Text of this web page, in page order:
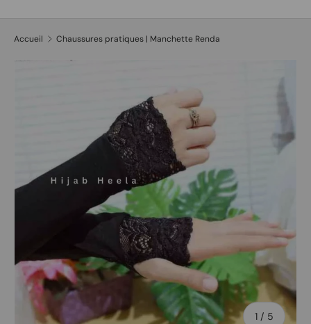
Accueil Chaussures pratiques | Manchette Renda
1 / de
5